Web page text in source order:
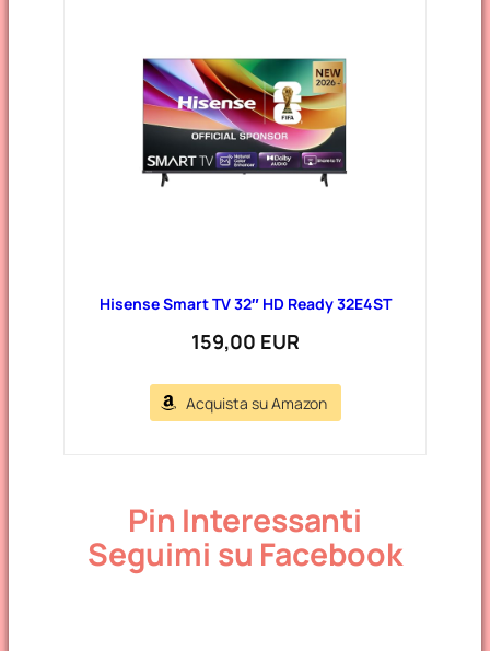
Hisense Smart TV 32″ HD Ready 32E4ST
159,00 EUR
Acquista su Amazon
Pin Interessanti
Seguimi su Facebook